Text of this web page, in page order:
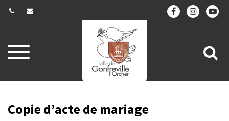
Aller
à
navigation
à
Copie d’acte de mariage